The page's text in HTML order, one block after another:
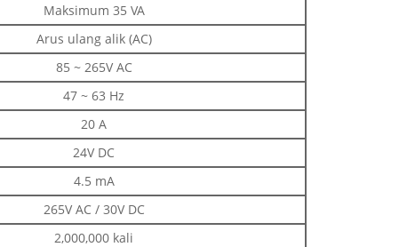
Maksimum 35 VA
Arus ulang alik (AC)
85 ~ 265V AC
47 ~ 63 Hz
20 A
24V DC
4.5 mA
265V AC / 30V DC
2,000,000 kali